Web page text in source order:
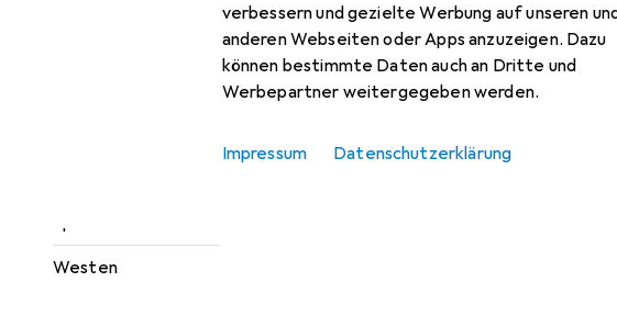
verbessern und gezielte Werbung auf unseren
anderen Webseiten oder Apps anzuzeigen. Dazu
können bestimmte Daten auch an Dritte und
Werbepartner weitergegeben werden.
Impressum Datenschutzerklärung
Sportsocken
Westen